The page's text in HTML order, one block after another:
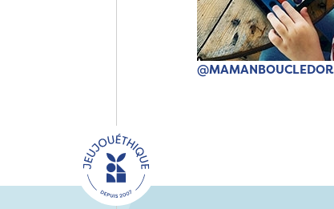
@MAMANBOUCLEDOR